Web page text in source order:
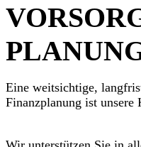
Eine weitsichtige,
Finanz­planung ist unsere